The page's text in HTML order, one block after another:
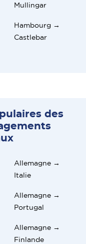
Mullingar
Hambourg →
Castlebar
des
Allemagne →
Italie
Allemagne →
Portugal
Allemagne →
Finlande